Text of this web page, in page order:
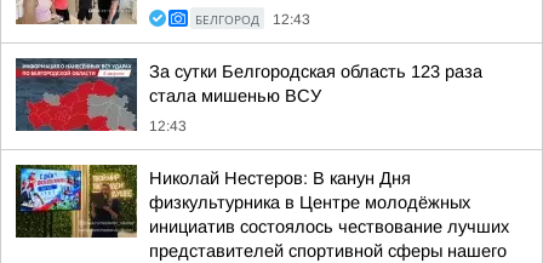
БЕЛГОРОД 12:43
За сутки Белгородская область 123 раза
стала мишенью ВСУ
12:43
Николай Нестеров: В канун Дня
физкультурника в Центре молодёжных
инициатив состоялось чествование лучших
представителей спортивной сферы нашего